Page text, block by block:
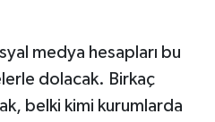
medya hesapları bu
dolacak. Birkaç
belki kimi kurumlarda